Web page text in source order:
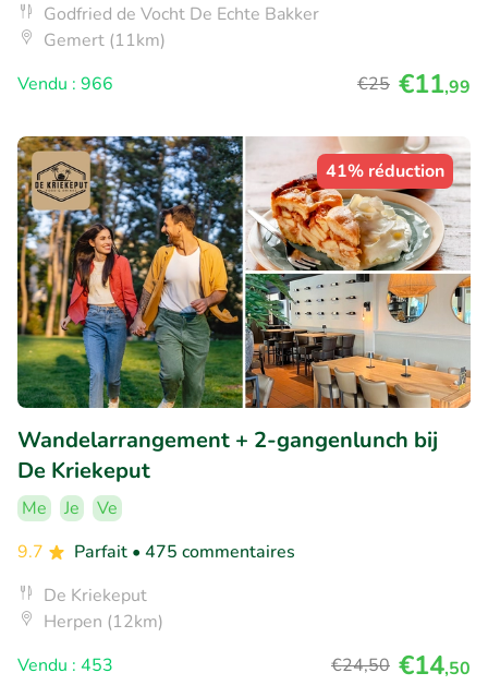
Godfried de Vocht De Echte Bakker
Gemert (11km)
Vendu : 966
€25 €11,99
41% réduction
Wandelarrangement + 2-gangenlunch bij
De Kriekeput
Me Je
Ve
9.7
Parfait • 475 commentaires
De Kriekeput
Herpen (12km)
Vendu : 453
€24,50 €14,50